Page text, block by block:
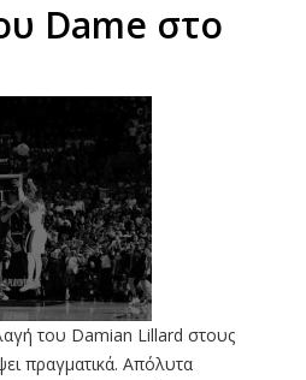
Dame στο
του Damian Lillard στους
πραγματικά. Απόλυτα